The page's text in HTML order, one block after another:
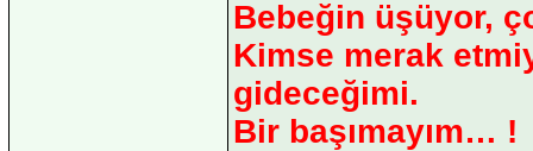
Bebeğin üşüyor,
Kimse merak
gideceğimi.
Bir başımayım… !